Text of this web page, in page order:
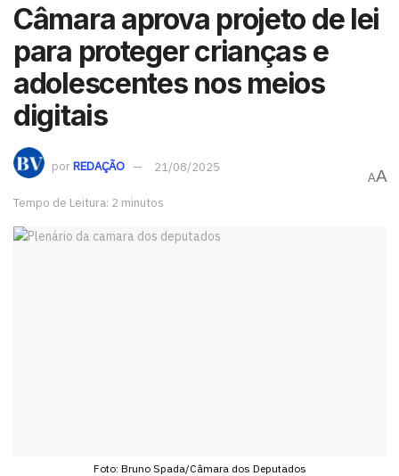
Câmara aprova projeto de lei
para proteger crianças e
adolescentes nos meios
digitais
porREDAÇÃO 21/08/2025
Tempo de Leitura: 2 minutos
AA
Foto: Bruno Spada/Câmara dos Deputados